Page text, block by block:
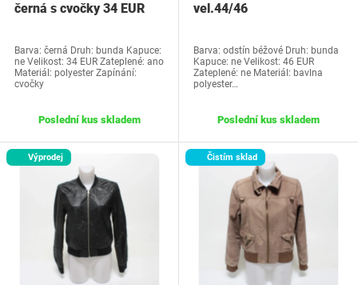
černá s cvočky 34 EUR
Barva: černá Druh: bunda Kapuce:
ne Velikost: 34 EUR Zateplené: ano
Materiál: polyester Zapínání:
cvočky
Poslední kus skladem
vel.44/46
Barva: odstín béžové Druh: bunda
Kapuce: ne Velikost: 46 EUR
Zateplené: ne Materiál: bavlna
polyester…
Poslední kus skladem
Výprodej Čistím sklad